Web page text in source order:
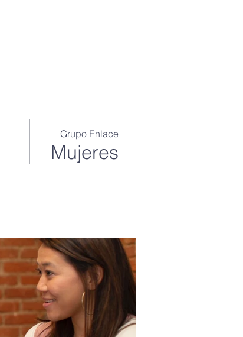
Grupo Enlace
Mujeres